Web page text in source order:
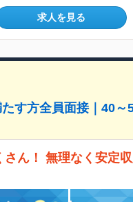
求人を見る
す方全員面接｜40
ん！ 無理なく安定